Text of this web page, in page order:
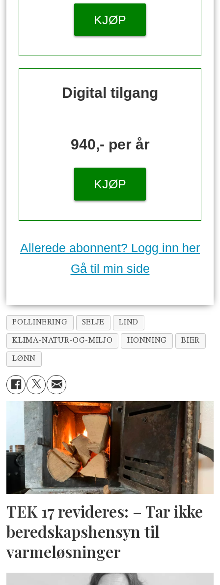
KJØP
Digital tilgang
940,- per år
KJØP
Allerede abonnent? Logg inn her
Gå til min side
POLLINERING SELJE LIND
KLIMA-NATUR-OG-MILJO HONNING BIER
LØNN
TEK 17 revideres: – Tar ikke
beredskapshensyn til
varmeløsninger